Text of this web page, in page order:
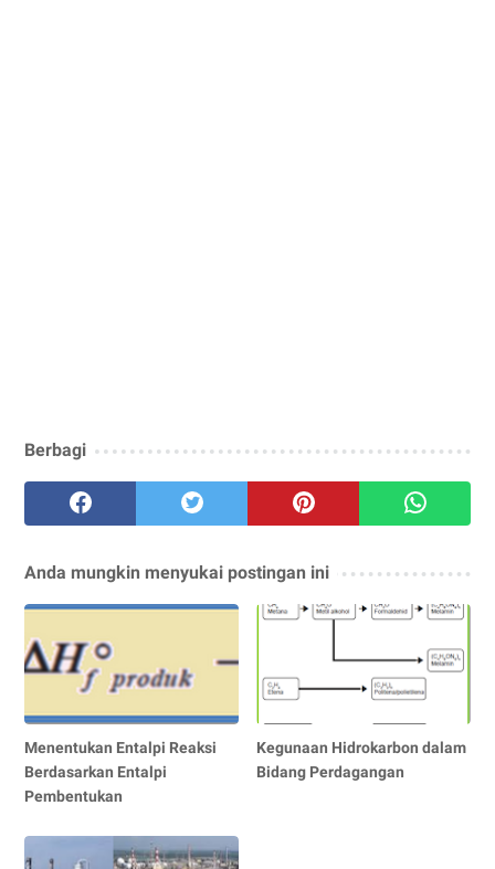
Berbagi
Anda mungkin menyukai postingan ini
Menentukan Entalpi Reaksi
Berdasarkan Entalpi
Pembentukan
Kegunaan Hidrokarbon dalam
Bidang Perdagangan